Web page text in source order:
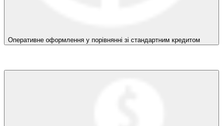
Оперативне оформлення у порівнянні зі стандартним кредитом